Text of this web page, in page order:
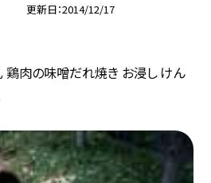
更新日 2014/12/17
肉の味噌だれ焼き お浸し けん